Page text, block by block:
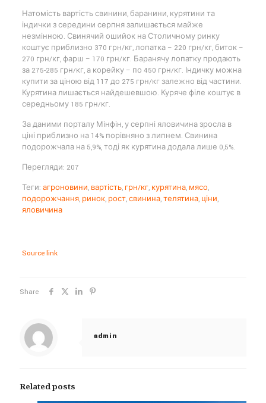
Натомість вартість свинини, баранини, курятини та
індички з середини серпня залишається майже
незмінною. Свинячий ошийок на Столичному ринку
коштує приблизно 370 грн/кг, лопатка – 220 грн/кг, биток –
270 грн/кг, фарш – 170 грн/кг. Баранячу лопатку продають
за 275-285 грн/кг, а корейку – по 450 грн/кг. Індичку можна
купити за ціною від 117 до 275 грн/кг залежно від частини.
Курятина лишається найдешевшою. Куряче філе коштує в
середньому 185 грн/кг.
За даними порталу Мінфін, у серпні яловичина зросла в
ціні приблизно на 14% порівняно з липнем. Свинина
подорожчала на 5,9%, тоді як курятина додала лише 0,5%.
Перегляди: 207
Теги: агроновини, вартість, грн/кг, курятина, мясо,
подорожчання, ринок, рост,свинина,телятина, ціни,
яловичина
Source link
Share
admin
Related posts